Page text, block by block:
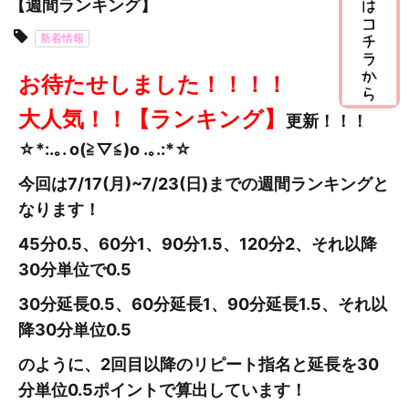
【週間ランキング】
新着情報
お待たせしました！！！！
大人気！！【ランキング】
更新 ！！！
☆*:.｡. o(≧▽≦)o .｡.:*☆
今回は7/17(月)~7/23(日)までの週間ランキングと
なります！
45分0.5、60分1、90分1.5、120分2、それ以降
30分単位で0.5
30分延長0.5、60分延長1、90分延長1.5、それ以
降30分単位0.5
のように、2回目以降のリピート指名と延長を30
分単位0.5ポイントで算出しています！